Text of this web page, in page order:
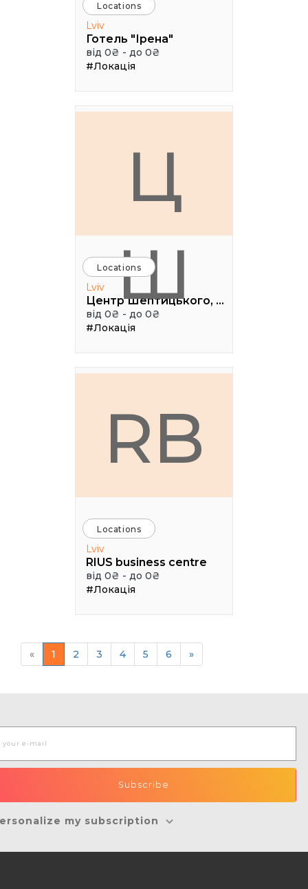
Locations
Lviv
Готель "Ірена"
від 0₴ - до 0₴
#Локація
Ц
Ш
Locations
Lviv
Центр Шептицького, 1 поверх, паркова аудиторія
від 0₴ - до 0₴
#Локація
RB
Locations
Lviv
RIUS business centre
від 0₴ - до 0₴
#Локація
« 1 2 3 4 5 6 »
my subscription